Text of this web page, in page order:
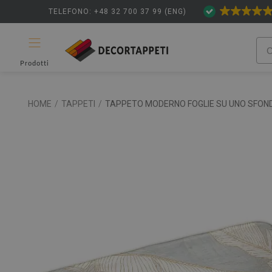
TELEFONO: +48 32 700 37 99 (ENG)
Prodotti
HOME / TAPPETI / TAPPETO MODERNO FOGLIE SU UNO